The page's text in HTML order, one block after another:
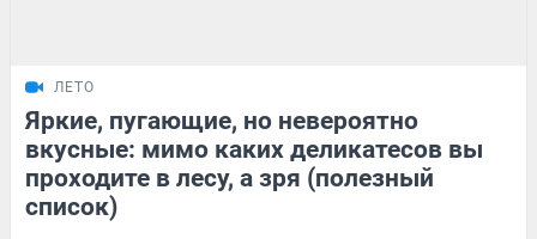
ЛЕТО
Яркие, пугающие, но невероятно
вкусные: мимо каких деликатесов вы
проходите в лесу, а зря (полезный
список)